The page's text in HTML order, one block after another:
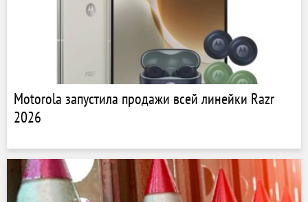
Motorola запустила продажи всей линейки Razr
2026